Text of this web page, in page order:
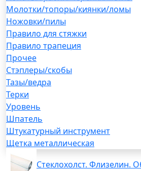
Молотки/топоры/киянки/ломы
Ножовки/пилы
Правило для стяжки
Правило трапеция
Прочее
Стэплеры/скобы
Тазы/ведра
Терки
Уровень
Шпатель
Штукатурный инструмент
Щетка металлическая
Стеклохолст. Флизелин.